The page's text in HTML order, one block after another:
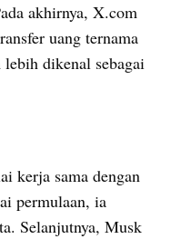
akhirnya, X.com
uang ternama
dikenal sebagai
kerja sama dengan
permulaan, ia
Selanjutnya, Musk